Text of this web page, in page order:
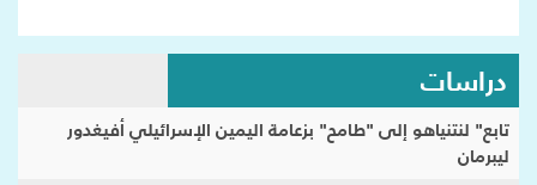
دراسات
تابع" لنتنياهو إلى "طامح" بزعامة اليمين الإسرائيلي أفيغدور
ليبرمان